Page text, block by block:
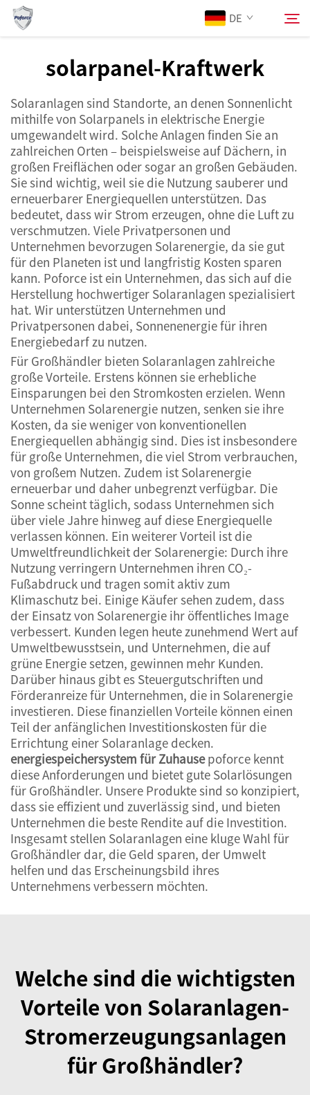
DE
Produkte
Dienstleistungen
Neuigkeiten
Kontaktieren Sie uns
Suchen
solarpanel-Kraftwerk
Solaranlagen sind Standorte, an denen Sonnenlicht
mithilfe von Solarpanels in elektrische Energie
umgewandelt wird. Solche Anlagen finden Sie an
zahlreichen Orten – beispielsweise auf Dächern, in
großen Freiflächen oder sogar an großen Gebäuden.
Sie sind wichtig, weil sie die Nutzung sauberer und
erneuerbarer Energiequellen unterstützen. Das
bedeutet, dass wir Strom erzeugen, ohne die Luft zu
verschmutzen. Viele Privatpersonen und
Unternehmen bevorzugen Solarenergie, da sie gut
für den Planeten ist und langfristig Kosten sparen
kann. Poforce ist ein Unternehmen, das sich auf die
Herstellung hochwertiger Solaranlagen spezialisiert
hat. Wir unterstützen Unternehmen und
Privatpersonen dabei, Sonnenenergie für ihren
Energiebedarf zu nutzen.
Für Großhändler bieten Solaranlagen zahlreiche
große Vorteile. Erstens können sie erhebliche
Einsparungen bei den Stromkosten erzielen. Wenn
Unternehmen Solarenergie nutzen, senken sie ihre
Kosten, da sie weniger von konventionellen
Energiequellen abhängig sind. Dies ist insbesondere
für große Unternehmen, die viel Strom verbrauchen,
von großem Nutzen. Zudem ist Solarenergie
erneuerbar und daher unbegrenzt verfügbar. Die
Sonne scheint täglich, sodass Unternehmen sich
über viele Jahre hinweg auf diese Energiequelle
verlassen können. Ein weiterer Vorteil ist die
Umweltfreundlichkeit der Solarenergie: Durch ihre
Nutzung verringern Unternehmen ihren CO₂-
Fußabdruck und tragen somit aktiv zum
Klimaschutz bei. Einige Käufer sehen zudem, dass
der Einsatz von Solarenergie ihr öffentliches Image
verbessert. Kunden legen heute zunehmend Wert auf
Umweltbewusstsein, und Unternehmen, die auf
grüne Energie setzen, gewinnen mehr Kunden.
Darüber hinaus gibt es Steuergutschriften und
Förderanreize für Unternehmen, die in Solarenergie
investieren. Diese finanziellen Vorteile können einen
Teil der anfänglichen Investitionskosten für die
Errichtung einer Solaranlage decken.
energiespeichersystem für Zuhausepoforce kennt
diese Anforderungen und bietet gute Solarlösungen
für Großhändler. Unsere Produkte sind so konzipiert,
dass sie effizient und zuverlässig sind, und bieten
Unternehmen die beste Rendite auf die Investition.
Insgesamt stellen Solaranlagen eine kluge Wahl für
Großhändler dar, die Geld sparen, der Umwelt
helfen und das Erscheinungsbild ihres
Unternehmens verbessern möchten.
Welche sind die wichtigsten
Vorteile von Solaranlagen-
Stromerzeugungsanlagen
für Großhändler?